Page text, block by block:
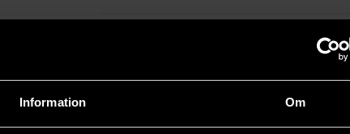
Information Om
Produkten är unik och finns enbart som 1